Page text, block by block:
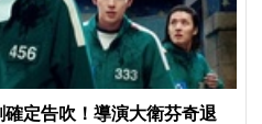
確定告吹！導演大衛芬奇退